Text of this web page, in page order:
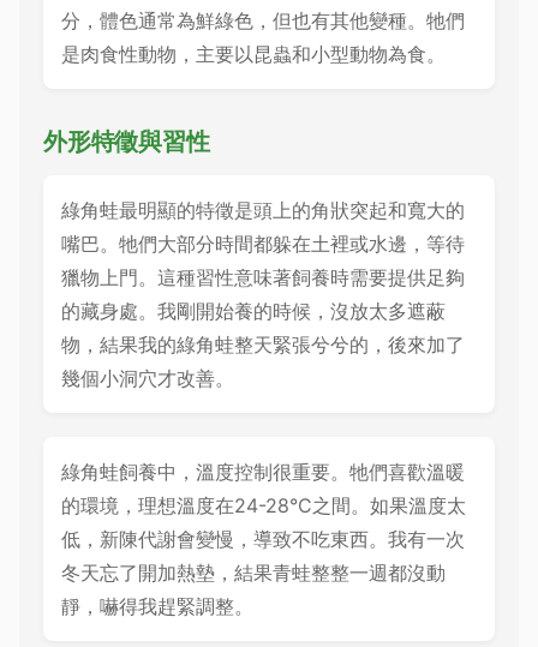
分，體色通常為鮮綠色，但也有其他變種。牠們
是肉食性動物，主要以昆蟲和小型動物為食。
外形特徵與習性
綠角蛙最明顯的特徵是頭上的角狀突起和寬大的
嘴巴。牠們大部分時間都躲在土裡或水邊，等待
獵物上門。這種習性意味著飼養時需要提供足夠
的藏身處。我剛開始養的時候，沒放太多遮蔽
物，結果我的綠角蛙整天緊張兮兮的，後來加了
幾個小洞穴才改善。
綠角蛙飼養中，溫度控制很重要。牠們喜歡溫暖
的環境，理想溫度在24-28°C之間。如果溫度太
低，新陳代謝會變慢，導致不吃東西。我有一次
冬天忘了開加熱墊，結果青蛙整整一週都沒動
靜，嚇得我趕緊調整。